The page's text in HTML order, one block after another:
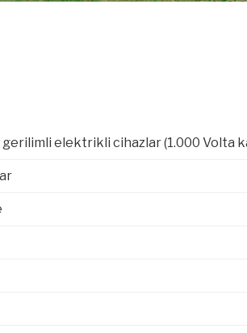
gerilimli elektrikli cihazlar (1.000 Volta